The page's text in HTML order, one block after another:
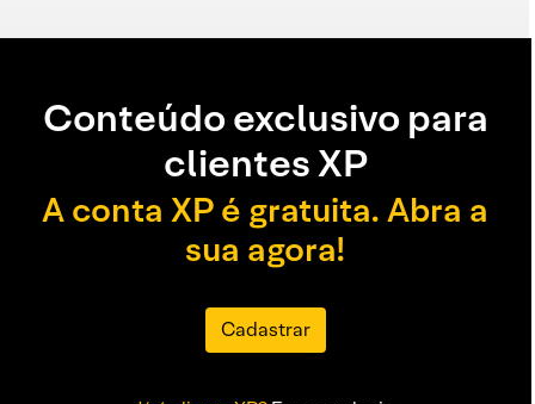
Conteúdo exclusivo para
clientes XP
A conta XP é gratuita. Abra a
sua agora!
Cadastrar